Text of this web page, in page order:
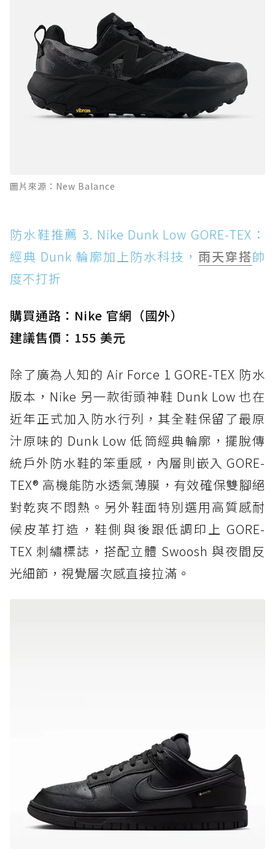
圖片來源：New Balance
防水鞋推薦 3. Nike Dunk Low GORE-TEX：
經典 Dunk 輪廓加上防水科技， 雨天穿搭帥
度不打折
購買通路：Nike 官網（國外）
建議售價：155 美元
除了廣為人知的 Air Force 1 GORE-TEX 防水
版本，Nike 另一款街頭神鞋 Dunk Low 也在
近年正式加入防水行列，其全鞋保留了最原
汁原味的 Dunk Low 低筒經典輪廓，擺脫傳
統戶外防水鞋的笨重感，內層則嵌入 GORE-
TEX® 高機能防水透氣薄膜，有效確保雙腳絕
對乾爽不悶熱。另外鞋面特別選用高質感耐
候皮革打造，鞋側與後跟低調印上 GORE-
TEX 刺繡標誌，搭配立體 Swoosh 與夜間反
光細節，視覺層次感直接拉滿。